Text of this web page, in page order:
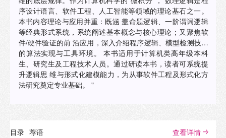
序设计语言、软件工程、人工智能等领域的理论基石之一。
本书内容理论与应用并重：既涵 盖命题逻辑、一阶谓词逻辑
等经典形式系统，系统阐述基本概念与核心理论；又聚焦软
件/硬件验证的前 沿应用，深入介绍程序逻辑、模型检测技术
的算法实现与工具环境。 本书适用于计算机类高年级本科
生、研究生及工程技术人员。通过研读本书，读者可系统提
升逻辑思 维与形式化建模能力，为从事软件工程及形式化方
法研究奠定专业基础。 "
目录 荐语 查看详情